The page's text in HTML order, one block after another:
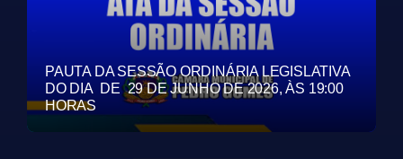
PAUTA DA SESSÃO ORDINÁRIA LEGISLATIVA
DO DIA DE 29 DE JUNHO DE 2026, ÀS 19:00
HORAS